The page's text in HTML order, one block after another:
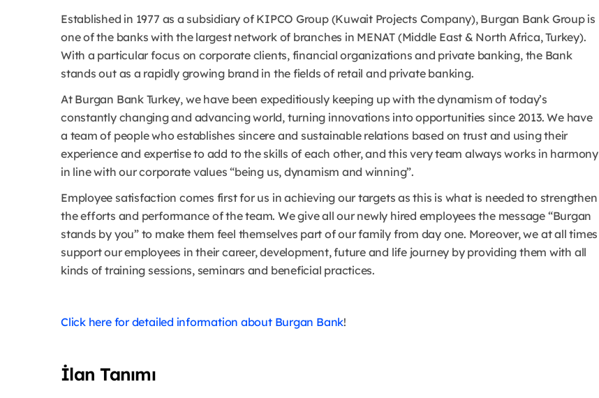
Established in 1977 as a subsidiary of KIPCO Group (Kuwait Projects Company), Burgan Bank Group is
one of the banks with the largest network of branches in MENAT (Middle East & North Africa, Turkey).
With a particular focus on corporate clients, financial organizations and private banking, the Bank
stands out as a rapidly growing brand in the fields of retail and private banking.
At Burgan Bank Turkey, we have been expeditiously keeping up with the dynamism of today’s
constantly changing and advancing world, turning innovations into opportunities since 2013. We have
a team of people who establishes sincere and sustainable relations based on trust and using their
experience and expertise to add to the skills of each other, and this very team always works in harmony
in line with our corporate values “being us, dynamism and winning”.
Employee satisfaction comes first for us in achieving our targets as this is what is needed to strengthen
the efforts and performance of the team. We give all our newly hired employees the message “Burgan
stands by you” to make them feel themselves part of our family from day one. Moreover, we at all times
support our employees in their career, development, future and life journey by providing them with all
kinds of training sessions, seminars and beneficial practices.
Click here for detailed information about Burgan Bank!
İlan Tanımı